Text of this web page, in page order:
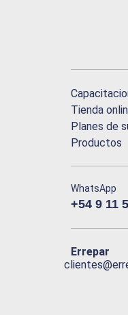
Tienda
Planes de
Productos
WhatsApp
+54 9 11
Errepar